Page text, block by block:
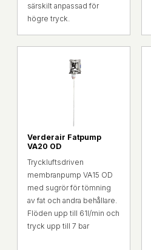
särskilt anpassad för
högre tryck.
Verderair Fatpump
VA20 OD
Tryckluftsdriven
membranpump VA15 OD
med sugrör för tömning
av fat och andra behållare.
Flöden upp till 61l/min och
tryck upp till 7 bar